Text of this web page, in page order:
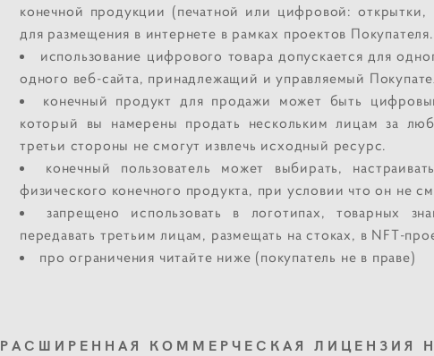
конечной продукции (печатной или цифровой:
для размещения в интернете в рамках проектов Покупателя.
использование цифрового товара допускается для
одного веб-сайта, принадлежащий и управляемый
конечный продукт для продажи может быть
который вы намерены продать нескольким лицам за
третьи стороны не смогут извлечь исходный ресурс.
конечный пользователь может выбирать,
физического конечного продукта, при условии что он не
запрещено использовать в логотипах, товарных
передавать третьим лицам, размещать на стоках, в NFT-
про ограничения читайте ниже (покупатель не в праве)
РАСШИРЕННАЯ КОММЕРЧЕСКАЯ ЛИЦЕНЗИЯ